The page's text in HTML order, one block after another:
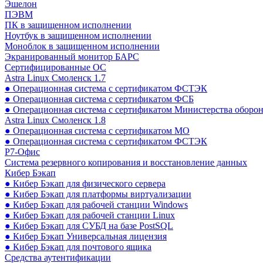
Эшелон
ПЭВМ
ПК в защищенном исполнении
Ноутбук в защищенном исполнении
Моноблок в защищенном исполнении
Экранированный монитор БАРС
Сертифицированные ОС
Astra Linux Смоленск 1.7
● Операционная система с сертификатом ФСТЭК
● Операционная система с сертификатом ФСБ
● Операционная система с сертификатом Министерства
Astra Linux Смоленск 1.8
● Операционная система с сертификатом МО
● Операционная система с сертификатом ФСТЭК
Р7-Офис
Система резервного копирования и восстановление данных
Кибер Бэкап
● Кибер Бэкап для физического сервера
● Кибер Бэкап для платформы виртуализации
● Кибер Бэкап для рабочей станции Windows
● Кибер Бэкап для рабочей станции Linux
● Кибер Бэкап для СУБД на базе PostSQL
● Кибер Бэкап Универсальная лицензия
● Кибер Бэкап для почтового ящика
Средства аутентификации